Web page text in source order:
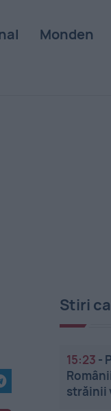
Monden
Stiri
15:23 -
străinii